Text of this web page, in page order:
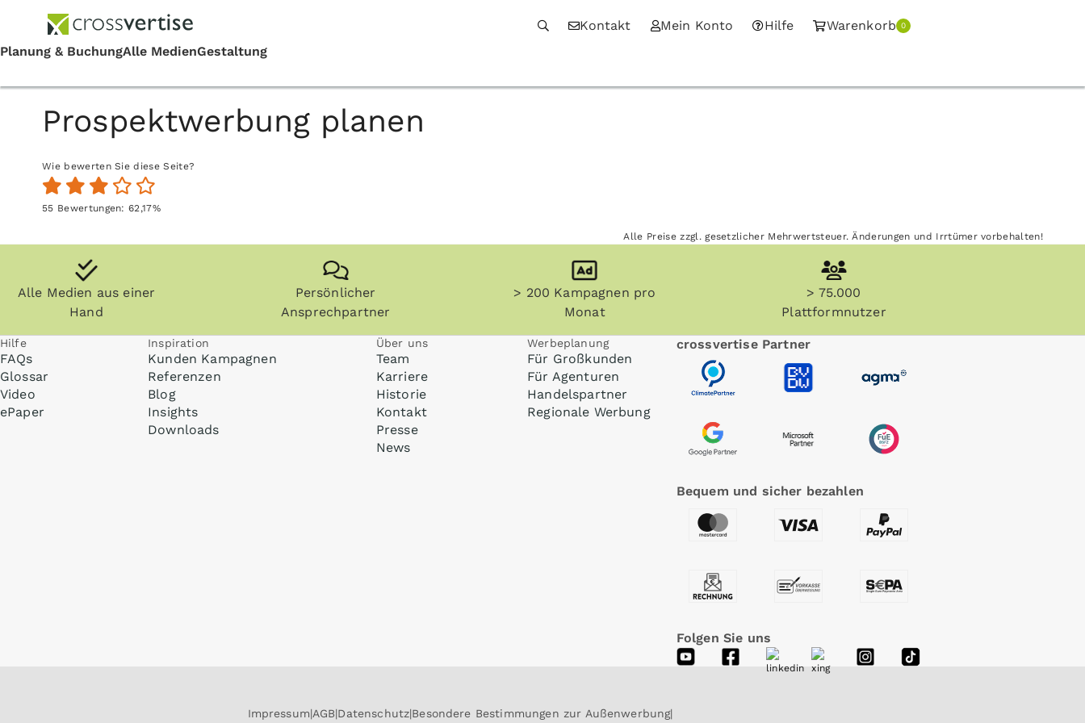
Kontakt Mein Konto Hilfe Warenkorb 0
Prospektwerbung planen
Wie bewerten Sie diese Seite?
55 Bewertungen:62,17%
Alle Preise zzgl. gesetzlicher Mehrwertsteuer. Änderungen und Irrtümer vorbehalten!
Alle Medien aus einer
Hand
Persönlicher
Ansprechpartner
> 200 Kampagnen pro
Monat
> 75.000
Plattformnutzer
Hilfe
FAQs
Glossar
Video
ePaper
Inspiration
Kunden Kampagnen
Referenzen
Blog
Insights
Downloads
Über uns
Team
Karriere
Historie
Kontakt
Presse
News
Werbeplanung
Für Großkunden
Für Agenturen
Handelspartner
Regionale Werbung
crossvertise Partner
Bequem und sicher bezahlen
Folgen Sie uns
Impressum AGB Datenschutz Besondere Bestimmungen zur Außenwerbung